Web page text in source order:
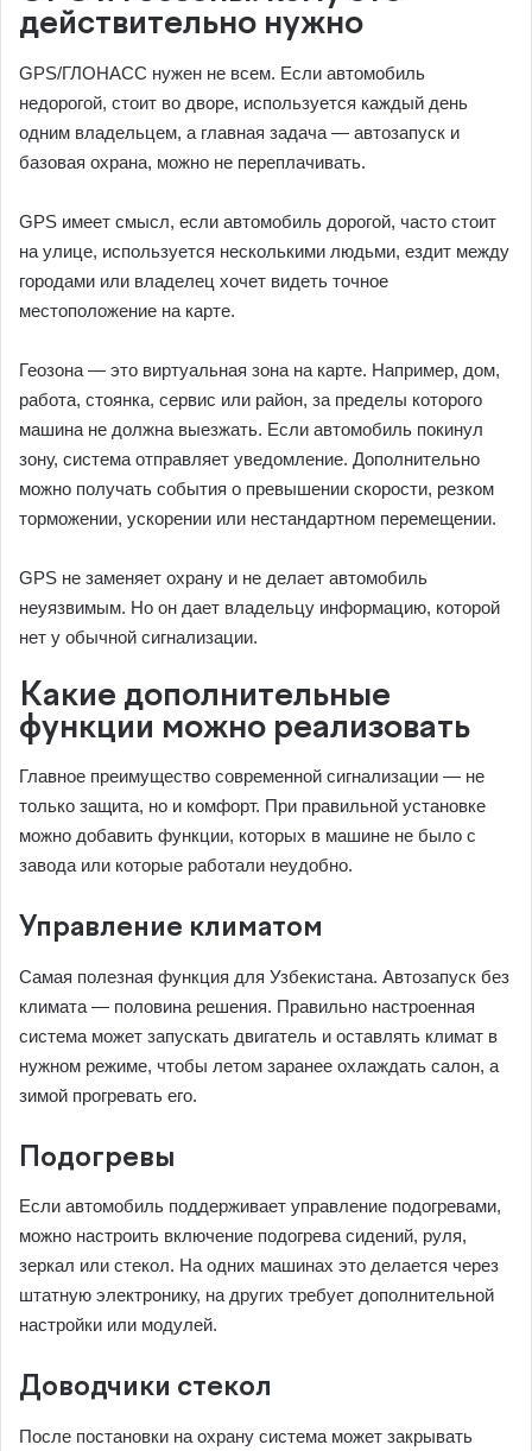
действительно нужно
GPS/ГЛОНАСС нужен не всем. Если автомобиль
недорогой, стоит во дворе, используется каждый день
одним владельцем, а главная задача — автозапуск и
базовая охрана, можно не переплачивать.
GPS имеет смысл, если автомобиль дорогой, часто стоит
на улице, используется несколькими людьми, ездит между
городами или владелец хочет видеть точное
местоположение на карте.
Геозона — это виртуальная зона на карте. Например, дом,
работа, стоянка, сервис или район, за пределы которого
машина не должна выезжать. Если автомобиль покинул
зону, система отправляет уведомление. Дополнительно
можно получать события о превышении скорости, резком
торможении, ускорении или нестандартном перемещении.
GPS не заменяет охрану и не делает автомобиль
неуязвимым. Но он дает владельцу информацию, которой
нет у обычной сигнализации.
Какие дополнительные
функции можно реализовать
Главное преимущество современной сигнализации — не
только защита, но и комфорт. При правильной установке
можно добавить функции, которых в машине не было с
завода или которые работали неудобно.
Управление климатом
Самая полезная функция для Узбекистана. Автозапуск без
климата — половина решения. Правильно настроенная
система может запускать двигатель и оставлять климат в
нужном режиме, чтобы летом заранее охлаждать салон, а
зимой прогревать его.
Подогревы
Если автомобиль поддерживает управление подогревами,
можно настроить включение подогрева сидений, руля,
зеркал или стекол. На одних машинах это делается через
штатную электронику, на других требует дополнительной
настройки или модулей.
Доводчики стекол
После постановки на охрану система может закрывать